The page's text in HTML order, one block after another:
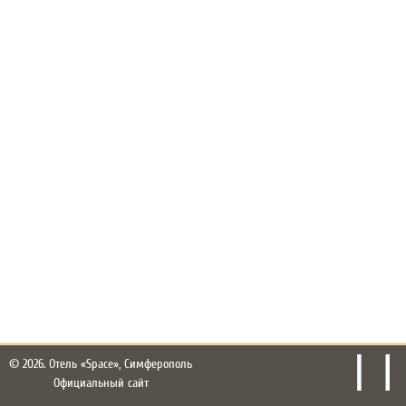
© 2026. Отель «Space», Симферополь
Официальный сайт